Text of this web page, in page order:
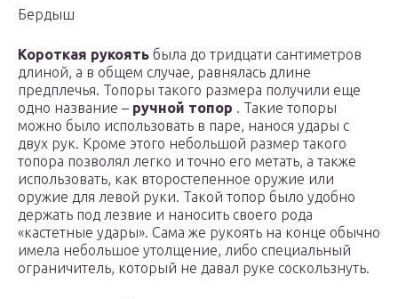
Бердыш
Короткая рукоять была до тридцати сантиметров
длиной, а в общем случае, равнялась длине
предплечья. Топоры такого размера получили еще
одно название – ручной топор . Такие топоры
можно было использовать в паре, нанося удары с
двух рук. Кроме этого небольшой размер такого
топора позволял легко и точно его метать, а также
использовать, как второстепенное оружие или
оружие для левой руки. Такой топор было удобно
держать под лезвие и наносить своего рода
«кастетные удары». Сама же рукоять на конце обычно
имела небольшое утолщение, либо специальный
ограничитель, который не давал руке соскользнуть.